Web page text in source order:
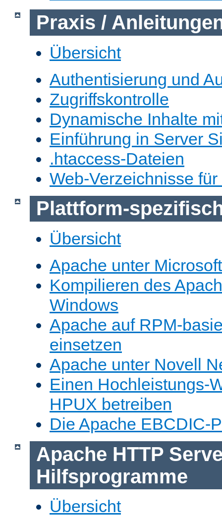
Praxis /
Übersicht
Authentisierung und
Zugriffskontrolle
Dynamische Inhalte
Einführung in Server
.htaccess-Dateien
Web-Verzeichnisse
Plattform-
Übersicht
Apache unter
Kompilieren des
Windows
Apache auf RPM-
einsetzen
Apache unter Novell
Einen Hochleistungs-
HPUX betreiben
Die Apache EBCDIC-
Apache HTTP
Hilfsprogramme
Übersicht